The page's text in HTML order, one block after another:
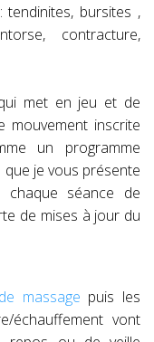
bursites ,
contracture,
met en jeu et de
mouvement inscrite
un programme
que je vous présente
chaque séance de
de mises à jour du
massage puis les
échauffement vont